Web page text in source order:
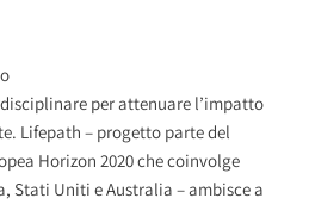
per attenuare l’impatto
Lifepath – progetto parte del
Horizon 2020 che coinvolge
Stati Uniti e Australia – ambisce a